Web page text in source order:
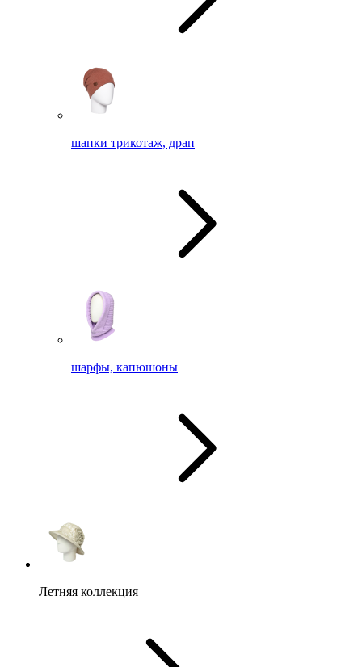
шапки трикотаж, драп
шарфы, капюшоны
Летняя коллекция